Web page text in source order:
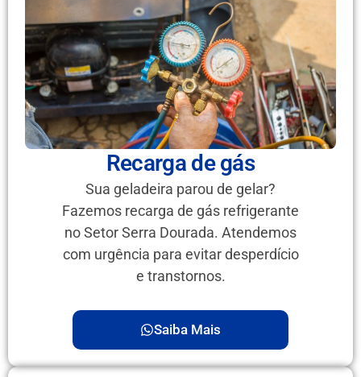
Recarga de gás
Sua geladeira parou de gelar?
Fazemos recarga de gás refrigerante
no Setor Serra Dourada. Atendemos
com urgência para evitar desperdício
e transtornos.
Saiba Mais